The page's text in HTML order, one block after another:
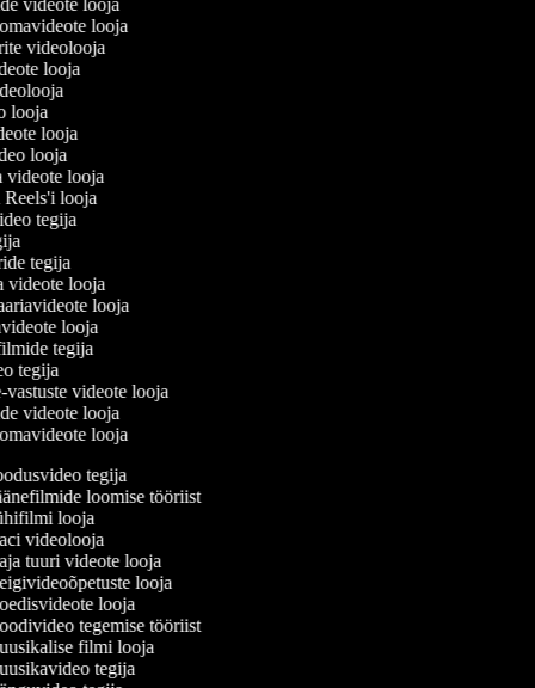
videote looja
looja
videolooja
looja
looja
looja
looja
videote looja
Reels'i looja
tegija
tegija
videote looja
looja
looja
tegija
tegija
vastuste videote looja
videote looja
looja
tegija
loomise tööriist
looja
videolooja
tuuri videote looja
looja
looja
tegemise tööriist
filmi looja
tegija